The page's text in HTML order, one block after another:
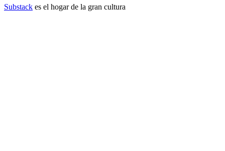
Substack es el hogar de la gran cultura